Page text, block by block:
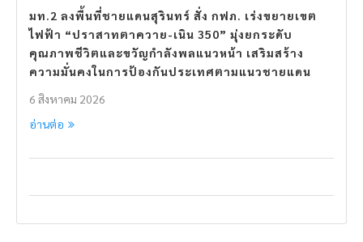
มท.2 ลงพื้นที่ชายแดนสุรินทร์ สั่ง กฟภ. เร่งขยายเขต
ไฟฟ้า “ปราสาทตาควาย-เนิน 350” มุ่งยกระดับ
คุณภาพชีวิตและขวัญกำลังพลแนวหน้า เสริมสร้าง
ความมั่นคงในการป้องกันประเทศตามแนวชายแดน
6 สิงหาคม 2026
อ่านต่อ